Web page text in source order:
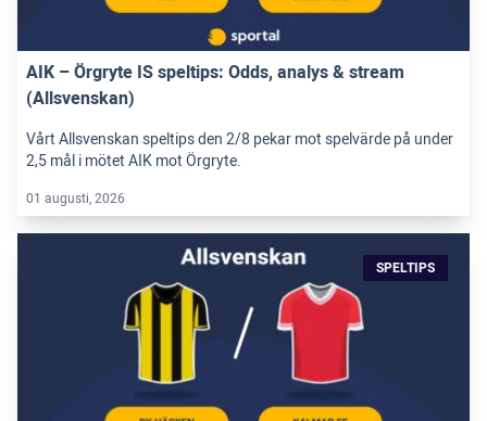
AIK – Örgryte IS speltips: Odds, analys & stream
(Allsvenskan)
Vårt Allsvenskan speltips den 2/8 pekar mot spelvärde på under
2,5 mål i mötet AIK mot Örgryte.
01 augusti, 2026
SPELTIPS